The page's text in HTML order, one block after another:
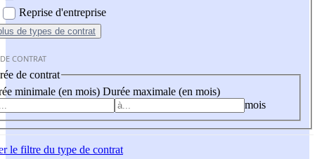
Reprise d'entreprise
de types de contrat
CONTRAT
de contrat
minimale (en mois) Durée maximale (en mois)
mois
le filtre du type de contrat